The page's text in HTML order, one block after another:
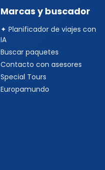
Marcas y buscador
✦ Planificador de viajes con
IA
Buscar paquetes
Contacto con asesores
Special Tours
Europamundo